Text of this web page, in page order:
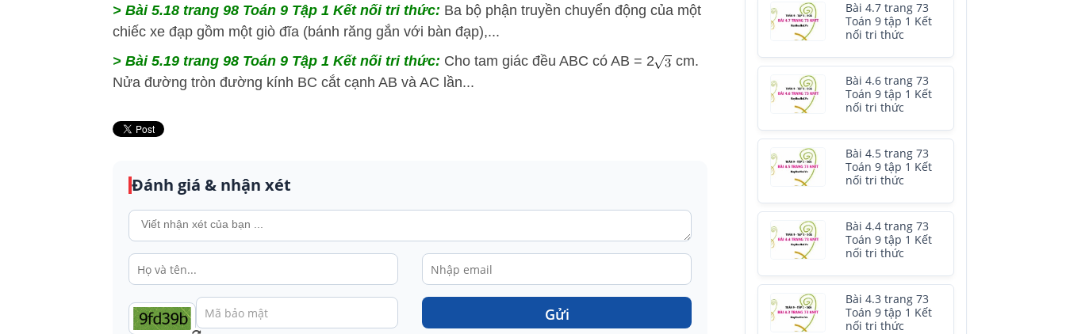
> Bài 5.18 trang 98 Toán 9 Tập 1 Kết nối tri thức: Ba bộ phận truyền chuyển động của một
chiếc xe đạp gồm một giò đĩa (bánh răng gắn với bàn đạp),...
> Bài 5.19 trang 98 Toán 9 Tập 1 Kết nối tri thức: Cho tam giác đều ABC có AB = 2
cm.
Nửa đường tròn đường kính BC cắt cạnh AB và AC lần...
Đánh giá & nhận xét
Gửi
Bài 4.7 trang 73
Toán 9 tập 1 Kết
nối tri thức
Bài 4.6 trang 73
Toán 9 tập 1 Kết
nối tri thức
Bài 4.5 trang 73
Toán 9 tập 1 Kết
nối tri thức
Bài 4.4 trang 73
Toán 9 tập 1 Kết
nối tri thức
Bài 4.3 trang 73
Toán 9 tập 1 Kết
nối tri thức